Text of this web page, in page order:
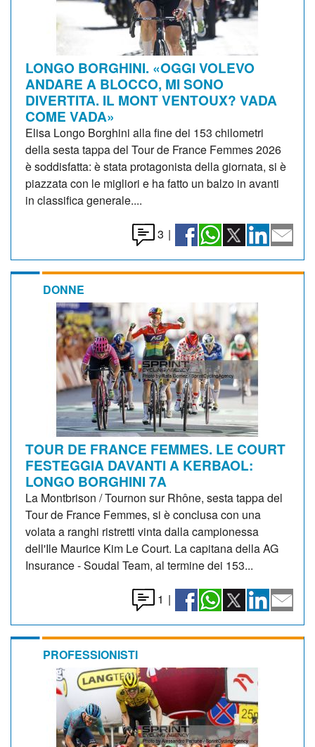
LONGO BORGHINI. «OGGI VOLEVO
ANDARE A BLOCCO, MI SONO
DIVERTITA. IL MONT VENTOUX? VADA
COME VADA»
Elisa Longo Borghini alla fine dei 153 chilometri
della sesta tappa del Tour de France Femmes 2026
è soddisfatta: è stata protagonista della giornata, si è
piazzata con le migliori e ha fatto un balzo in avanti
in classifica generale....
3 |
DONNE
TOUR DE FRANCE FEMMES. LE COURT
FESTEGGIA DAVANTI A KERBAOL:
LONGO BORGHINI 7A
La Montbrison / Tournon sur Rhône, sesta tappa del
Tour de France Femmes, si è conclusa con una
volata a ranghi ristretti vinta dalla campionessa
dell'Ile Maurice Kim Le Court. La capitana della AG
Insurance - Soudal Team, al termine dei 153...
1 |
PROFESSIONISTI